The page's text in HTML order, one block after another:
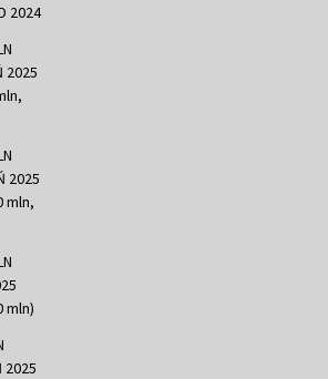
2024
2025
2025
mln,
mln)
2025